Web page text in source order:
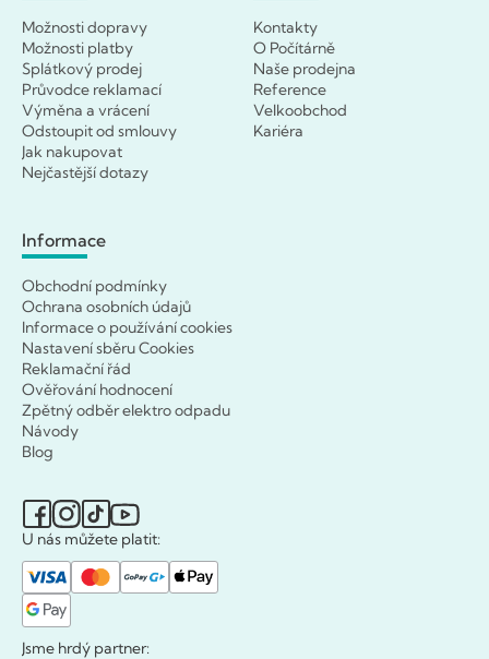
Možnosti dopravy
Možnosti platby
Splátkový prodej
Průvodce reklamací
Výměna a vrácení
Odstoupit od smlouvy
Jak nakupovat
Nejčastější dotazy
Kontakty
O Počítárně
Naše prodejna
Reference
Velkoobchod
Kariéra
Informace
Obchodní podmínky
Ochrana osobních údajů
Informace o používání cookies
Nastavení sběru Cookies
Reklamační řád
Ověřování hodnocení
Zpětný odběr elektro odpadu
Návody
Blog
U nás můžete platit:
Jsme hrdý partner: